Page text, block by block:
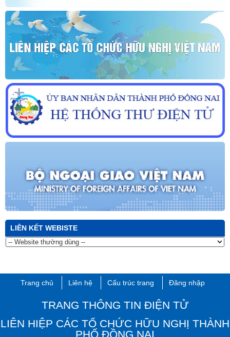
LIÊN KẾT WEBISTE
Trang chủ Liên hệ Cấu trúc trang Đăng nhập
TRANG THÔNG TIN ĐIỆN TỬ
LIÊN HIỆP CÁC TỔ CHỨC HỮU NGHỊ THÀNH
PHỐ ĐỒNG NAI